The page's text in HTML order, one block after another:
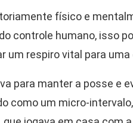
físico e
controle humano, isso
um respiro vital para
para manter a posse e
como um micro-